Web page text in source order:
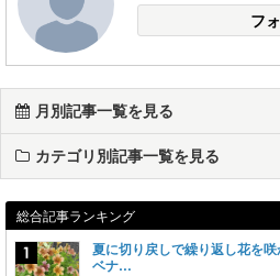
フ
月別記事一覧を見る
カテゴリ別記事一覧を見る
総合記事ランキング
夏に切り戻しで繰り返し花を
ベナ…